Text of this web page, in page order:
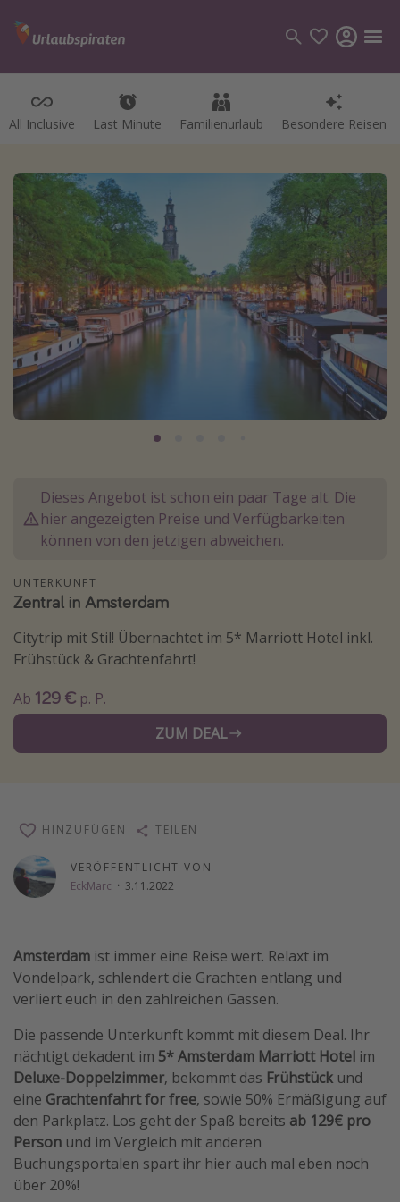
All Inclusive Last Minute Familienurlaub Besondere Reisen
Kategorien
Pauschalreisen
Kreuzfahrten
Reiseziele
Alle Reiseziele
Bodensee Urlaub
Gozo Urlaub
Normandie Urlaub
Kefalonia Urlaub
Krabi Urlaub
Sri Lanka Rundreise
Alle Reisethemen
Wochenendtrip
Singlereisen
Strandurlaub
Hotels in Amsterdam
Hotels am Achensee
Weitere Themen
Reise Journal
Familienurlaub in der Türkei
Rundreisen in Thailand
Bahnreisen in der Schweiz
Dieses Angebot ist schon ein paar Tage alt. Die
hier angezeigten Preise und Verfügbarkeiten
können von den jetzigen abweichen.
UNTERKUNFT
Zentral in Amsterdam
Citytrip mit Stil! Übernachtet im 5* Marriott Hotel inkl.
Frühstück & Grachtenfahrt!
Ab 129 € p. P.
ZUM DEAL
VERÖFFENTLICHT VON
EckMarc · 3.11.2022
HINZUFÜGEN TEILEN
Amsterdam ist immer eine Reise wert. Relaxt im
Vondelpark, schlendert die Grachten entlang und
verliert euch in den zahlreichen Gassen.
Die passende Unterkunft kommt mit diesem Deal. Ihr
nächtigt dekadent im 5* Amsterdam Marriott Hotel im
Deluxe-Doppelzimmer, bekommt das Frühstück und
eine Grachtenfahrt for free, sowie 50% Ermäßigung auf
den Parkplatz. Los geht der Spaß bereits ab 129€ pro
Person und im Vergleich mit anderen
Buchungsportalen spart ihr hier auch mal eben noch
über 20%!